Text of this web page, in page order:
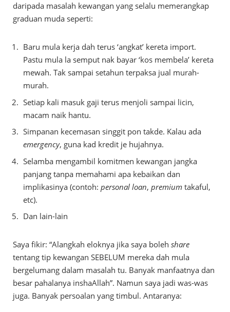
daripada masalah kewangan yang selalu memerangkap
graduan muda seperti:
Baru mula kerja dah terus ‘angkat’ kereta import.
Pastu mula la semput nak bayar ‘kos membela’ kereta
mewah. Tak sampai setahun terpaksa jual murah-
murah.
Setiap kali masuk gaji terus menjoli sampai licin,
macam naik hantu.
Simpanan kecemasan singgit pon takde. Kalau ada
emergency, guna kad kredit je hujahnya.
Selamba mengambil komitmen kewangan jangka
panjang tanpa memahami apa kebaikan dan
implikasinya (contoh: personal loan, premium takaful,
etc).
Dan lain-lain
Saya fikir: “Alangkah eloknya jika saya boleh share
tentang tip kewangan SEBELUM mereka dah mula
bergelumang dalam masalah tu. Banyak manfaatnya dan
besar pahalanya inshaAllah”. Namun saya jadi was-was
juga. Banyak persoalan yang timbul. Antaranya: